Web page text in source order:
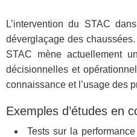
L’intervention du STAC
déverglaçage des
STAC mène actuellement
décisionnelles et
connaissance et l’usage des
Exemples d’études en
Tests sur la